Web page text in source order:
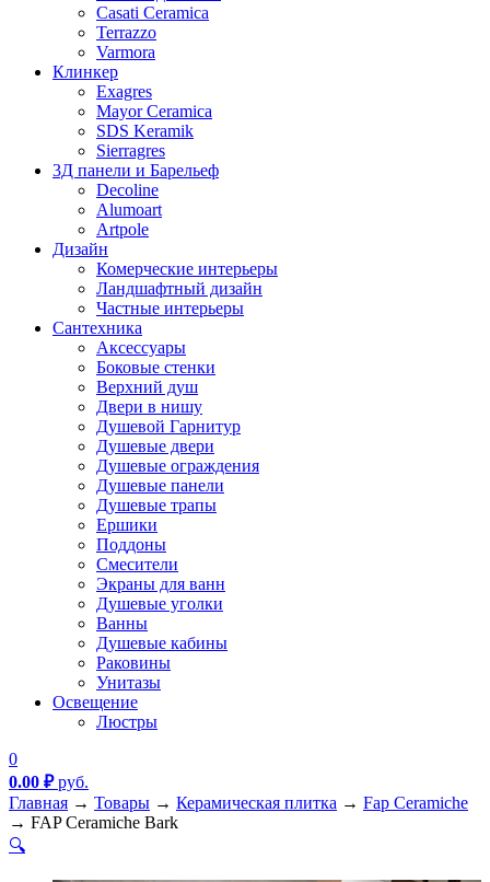
Casati Ceramica
Terrazzo
Varmora
Клинкер
Exagres
Mayor Ceramica
SDS Keramik
Sierragres
3Д панели и Барельеф
Decoline
Alumoart
Artpole
Дизайн
Комерческие интерьеры
Ландшафтный дизайн
Частные интерьеры
Сантехника
Аксессуары
Боковые стенки
Верхний душ
Двери в нишу
Душевой Гарнитур
Душевые двери
Душевые ограждения
Душевые панели
Душевые трапы
Ершики
Поддоны
Смесители
Экраны для ванн
Душевые уголки
Ванны
Душевые кабины
Раковины
Унитазы
Освещение
Люстры
0
0.00 ₽руб.
Главная → Товары → Керамическая плитка → Fap Ceramiche
→ FAP Ceramiche Bark
🔍